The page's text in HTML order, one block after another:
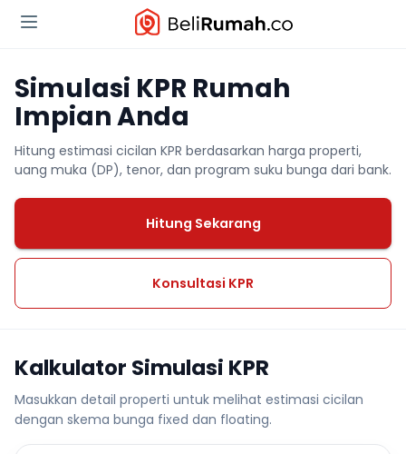
Simulasi KPR Rumah
Impian Anda
Hitung estimasi cicilan KPR berdasarkan harga properti,
uang muka (DP), tenor, dan program suku bunga dari bank.
Hitung Sekarang
Konsultasi KPR
Kalkulator Simulasi KPR
Masukkan detail properti untuk melihat estimasi cicilan
dengan skema bunga fixed dan floating.